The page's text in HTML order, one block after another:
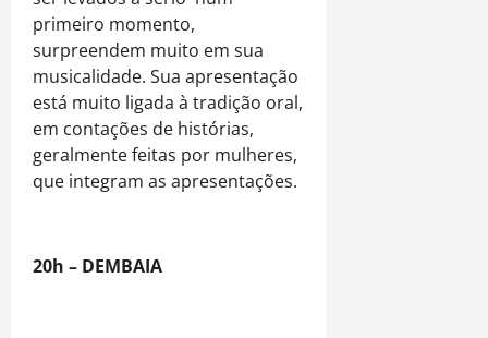
primeiro momento,
surpreendem muito em sua
musicalidade. Sua apresentação
está muito ligada à tradição oral,
em contações de histórias,
geralmente feitas por mulheres,
que integram as apresentações.
20h – DEMBAIA